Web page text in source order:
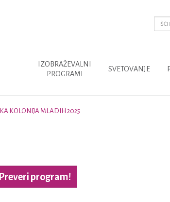
IZOBRAŽEVALNI
PROGRAMI
SVETOVANJE
KOLONIJA MLADIH 2025